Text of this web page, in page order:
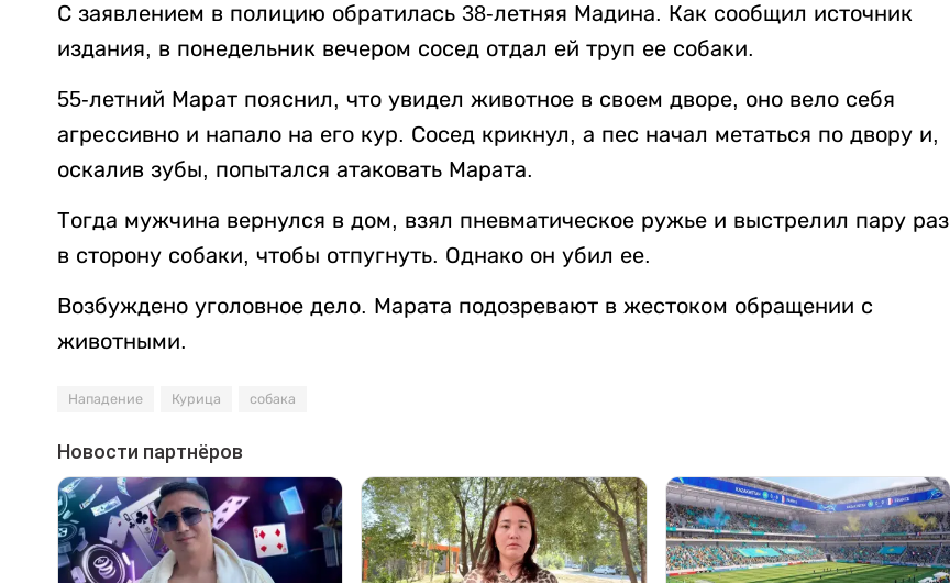
С заявлением в полицию обратилась 38-летняя Мадина. Как сообщил источник
издания, в понедельник вечером сосед отдал ей труп ее собаки.
55-летний Марат пояснил, что увидел животное в своем дворе, оно вело себя
агрессивно и напало на его кур. Сосед крикнул, а пес начал метаться по двору и,
оскалив зубы, попытался атаковать Марата.
Тогда мужчина вернулся в дом, взял пневматическое ружье и выстрелил пару раз
в сторону собаки, чтобы отпугнуть. Однако он убил ее.
Возбуждено уголовное дело. Марата подозревают в жестоком обращении с
животными.
Нападение Курица собака